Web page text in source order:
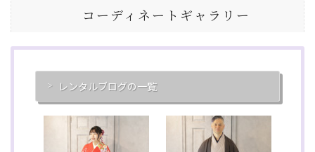
コーディネートギャラリー
レンタルブログの一覧